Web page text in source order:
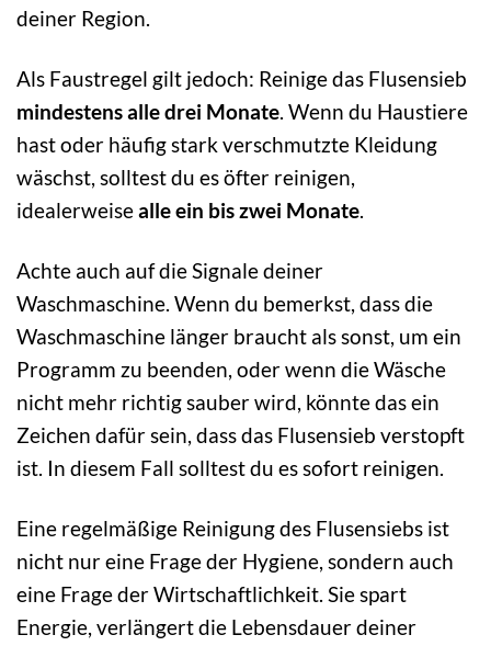
deiner Region.
Als Faustregel gilt jedoch: Reinige das Flusensieb
mindestens alle drei Monate. Wenn du Haustiere
hast oder häufig stark verschmutzte Kleidung
wäschst, solltest du es öfter reinigen,
idealerweisealle ein bis zwei Monate.
Achte auch auf die Signale deiner
Waschmaschine. Wenn du bemerkst, dass die
Waschmaschine länger braucht als sonst, um ein
Programm zu beenden, oder wenn die Wäsche
nicht mehr richtig sauber wird, könnte das ein
Zeichen dafür sein, dass das Flusensieb verstopft
ist. In diesem Fall solltest du es sofort reinigen.
Eine regelmäßige Reinigung des Flusensiebs ist
nicht nur eine Frage der Hygiene, sondern auch
eine Frage der Wirtschaftlichkeit. Sie spart
Energie, verlängert die Lebensdauer deiner